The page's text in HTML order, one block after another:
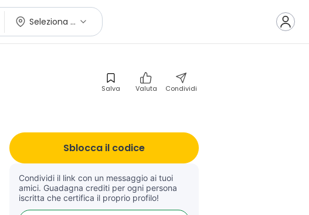
Seleziona città
Salva Valuta Condividi
Sblocca il codice
Condividi il link con un messaggio ai tuoi
amici. Guadagna crediti per ogni persona
iscritta che certifica il proprio profilo!